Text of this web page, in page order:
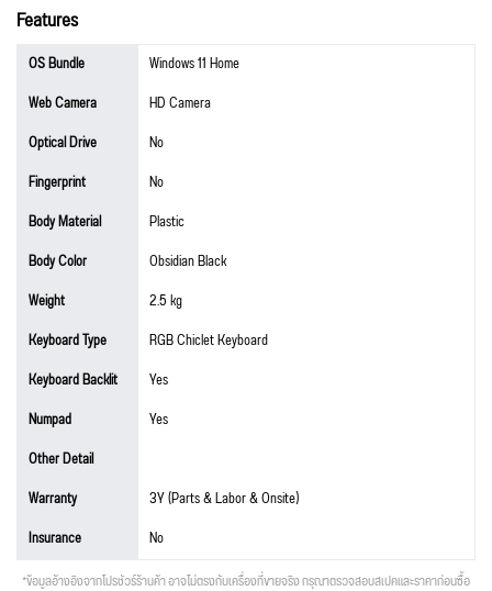
Features
OS Bundle
Windows 11 Home
Web Camera
HD Camera
Optical Drive
No
Fingerprint
No
Body Material
Plastic
Body Color
Obsidian Black
Weight
2.5 kg
Keyboard Type
RGB Chiclet Keyboard
Keyboard Backlit
Yes
Numpad
Yes
Other Detail
Warranty
3Y (Parts & Labor & Onsite)
Insurance
No
*ข้อมูลอ้างอิงจากโปรชัวร์ร้านค้า อาจไม่ตรงกับเครื่องที่ขายจริง กรุณาตรวจสอบสเปคและราคาก่อนซื้อ